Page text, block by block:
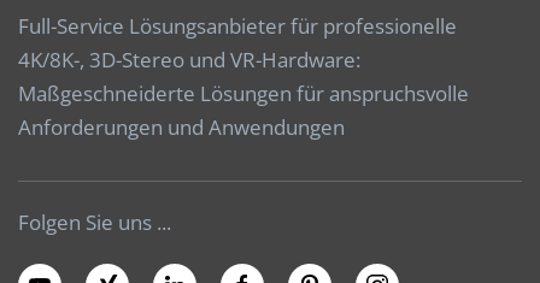
Full-Service Lösungsanbieter für professionelle
4K/8K-, 3D-Stereo und VR-Hardware:
Maßgeschneiderte Lösungen für anspruchsvolle
Anforderungen und Anwendungen
Folgen Sie uns ...